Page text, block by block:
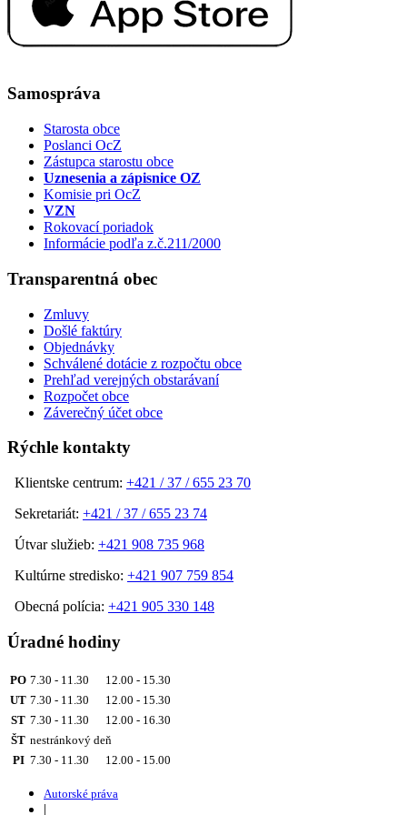
Samospráva
Starosta obce
Poslanci OcZ
Zástupca starostu obce
Uznesenia a zápisnice OZ
Komisie pri OcZ
VZN
Rokovací poriadok
Informácie podľa z.č.211/2000
Transparentná obec
Zmluvy
Došlé faktúry
Objednávky
Schválené dotácie z rozpočtu obce
Prehľad verejných obstarávaní
Rozpočet obce
Záverečný účet obce
Rýchle kontakty
Klientske centrum: +421 / 37 / 655 23 70
Sekretariát: +421 / 37 / 655 23 74
Útvar služieb: +421 908 735 968
Kultúrne stredisko: +421 907 759 854
Obecná polícia: +421 905 330 148
Úradné hodiny
PO 7.30 - 11.30 12.00 - 15.30
UT 7.30 - 11.30 12.00 - 15.30
ST 7.30 - 11.30 12.00 - 16.30
ŠT nestránkový deň
PI 7.30 - 11.30 12.00 - 15.00
Autorské práva
|